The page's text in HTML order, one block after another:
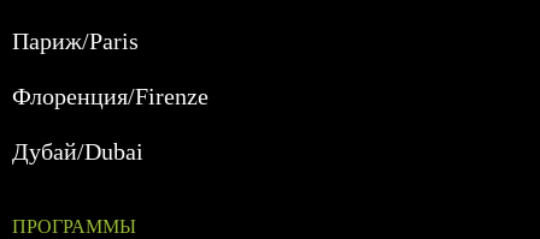
Париж/Paris
Флоренция/Firenze
Дубай/Dubai
ПРОГРАММЫ